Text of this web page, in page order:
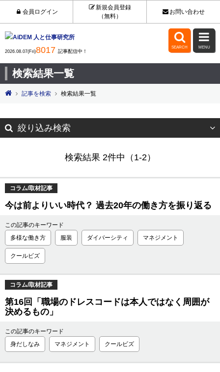
会員ログイン
新規会員登録
（無料）
お問い合わせ
2026.08.07(Fri)8017 記事配信中！

SEARCH

MENU
検索結果一覧
記事を検索 検索結果一覧
絞り込み検索
検索結果 2件中（1-2）
コラム/取材記事
今は前よりいい時代？ 過去20年の働き方を振り返る
この記事のキーワード
多様な働き方
服装 ダイバーシティ マネジメント
クールビズ
コラム/取材記事
第16回「職場のドレスコードは本人ではなく周囲が
決めるもの」
この記事のキーワード
身だしなみ
マネジメント クールビズ